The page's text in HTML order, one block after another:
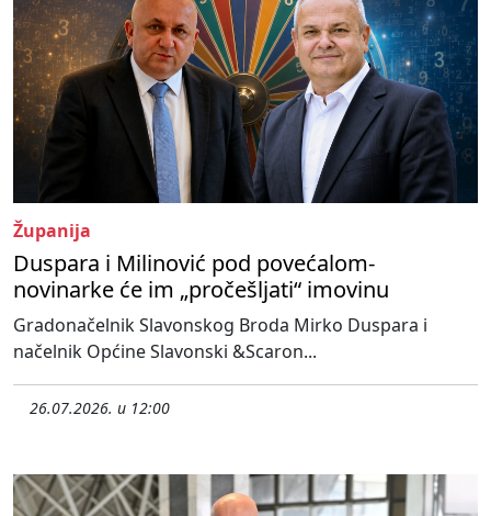
Županija
Duspara i Milinović pod povećalom-
novinarke će im „pročešljati“ imovinu
Gradonačelnik Slavonskog Broda Mirko Duspara i
načelnik Općine Slavonski &Scaron...
26.07.2026. u 12:00